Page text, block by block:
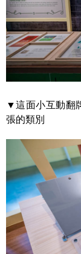
▼這面小互動翻
張的類別